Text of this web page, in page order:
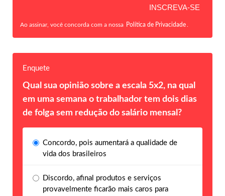
Ao assinar, você concorda com a nossa Política de Privacidade
Enquete
Qual sua opinião sobre a escala 5x2, na qual
em uma semana o trabalhador tem dois dias
de folga sem redução do salário mensal?
Concordo, pois aumentará a qualidade de
vida dos brasileiros
Discordo, afinal produtos e serviços
provavelmente ficarão mais caros para